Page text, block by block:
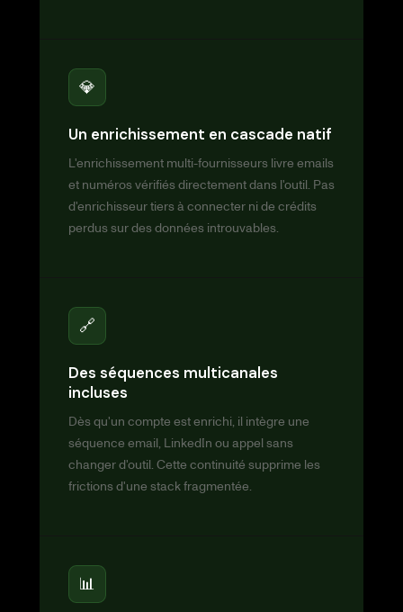
💎
Un enrichissement en cascade natif
L'enrichissement multi-fournisseurs livre emails
et numéros vérifiés directement dans l'outil. Pas
d'enrichisseur tiers à connecter ni de crédits
perdus sur des données introuvables.
🔗
Des séquences multicanales
incluses
Dès qu'un compte est enrichi, il intègre une
séquence email, LinkedIn ou appel sans
changer d'outil. Cette continuité supprime les
frictions d'une stack fragmentée.
📊